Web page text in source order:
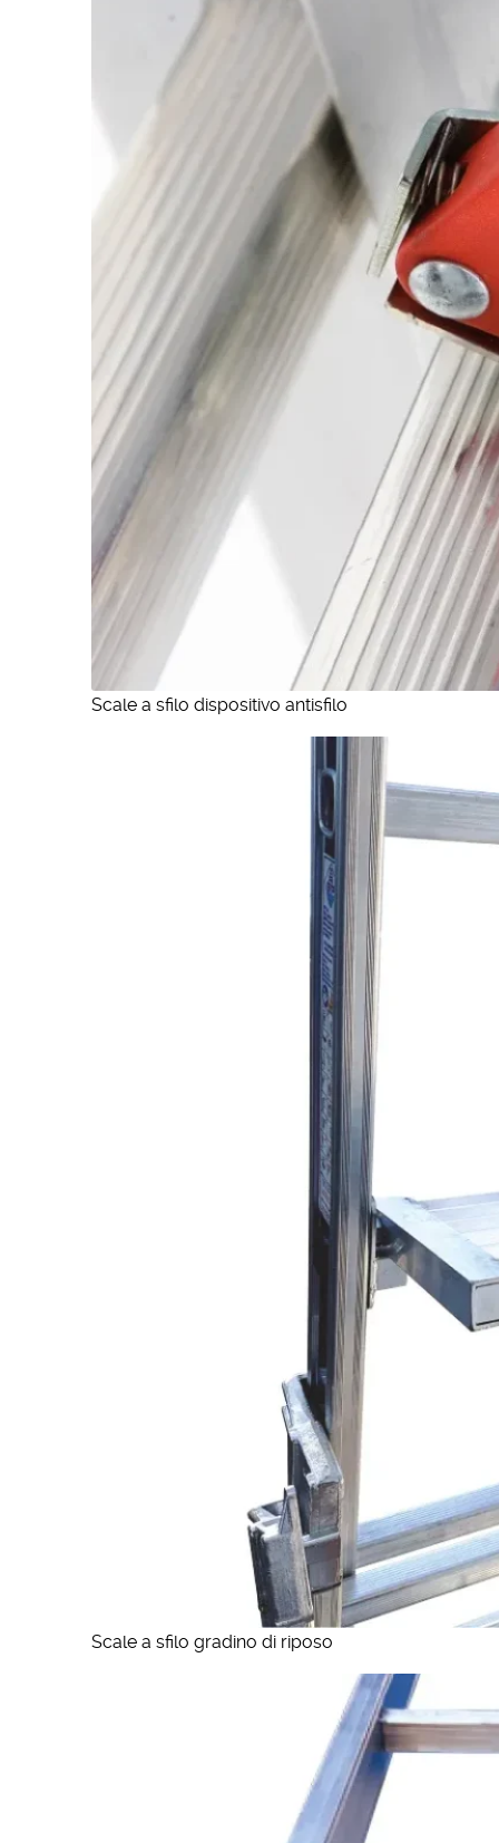
Scale a sfilo dispositivo antisfilo
Scale a sfilo gradino di riposo